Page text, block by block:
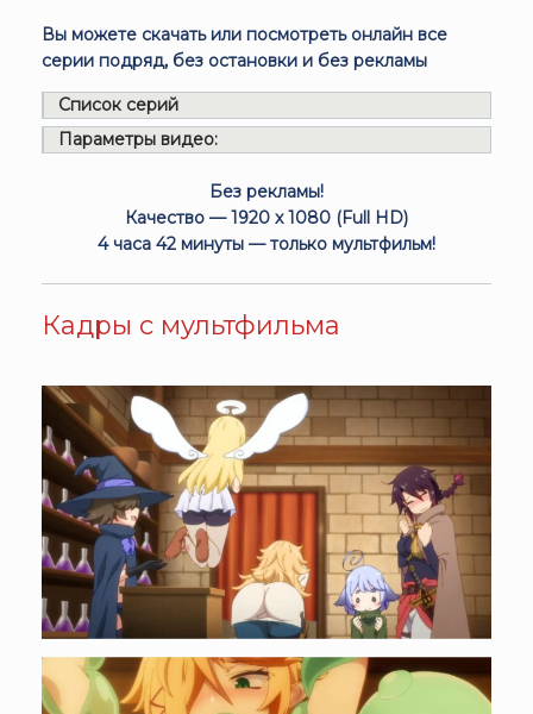
Вы можете скачать или посмотреть онлайн все
серии подряд, без остановки и без рекламы
Список серий
Параметры видео:
Без рекламы!
Качество — 1920 x 1080 (Full HD)
4 часа 42 минуты — только мультфильм!
Кадры с мультфильма